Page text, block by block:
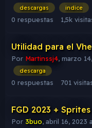
descargas indice
0 respuestas 1,5k
Utilidad para el
Por Martinssj4, marzo
descarga
0 respuestas 701
FGD 2023 +
Por 3buo, abril 16, 2023